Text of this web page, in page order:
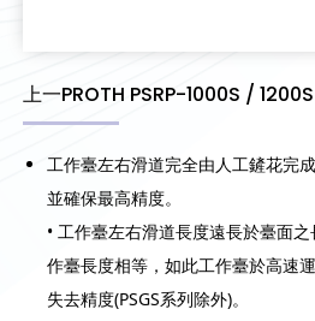
上一PROTH PSRP-1000S /
工作臺左右滑道完全由人工鏟花完
並確保最高精度。
• 工作臺左右滑道長度遠長於臺面
作臺長度相等，如此工作臺於高速
失去精度(PSGS系列除外)。